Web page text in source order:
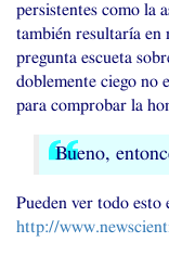
persistentes como la
también resultaría en
pregunta escueta
doblemente ciego no
para comprobar la
Bueno,
Pueden ver todo esto
http://